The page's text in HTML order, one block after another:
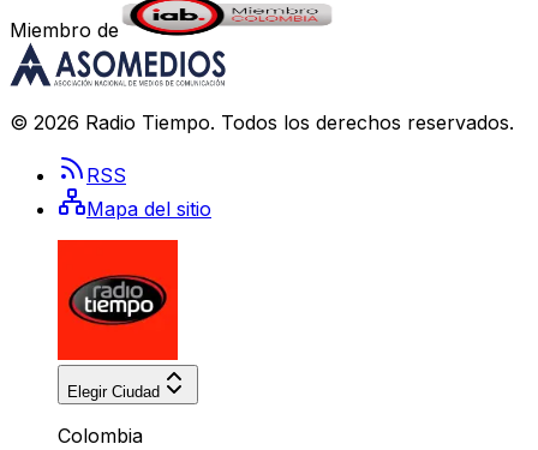
Miembro de
© 2026 Radio Tiempo. Todos los derechos reservados.
RSS
Mapa del sitio
Elegir Ciudad
Colombia